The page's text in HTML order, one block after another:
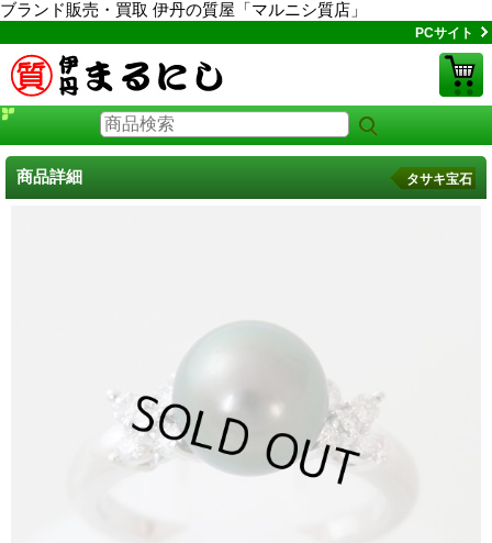
ブランド販売・買取 伊丹の質屋「マルニシ質店」
PCサイト
商品詳細 タサキ宝石